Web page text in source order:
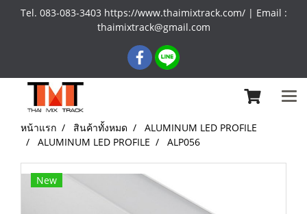
Tel. 083-083-3403 https://www.thaimixtrack.com/ | Email :
thaimixtrack@gmail.com
หน้าแรก สินค้าทั้งหมด
ALUMINUM LED PROFILE
ALUMINUM LED PROFILE
ALP056
New